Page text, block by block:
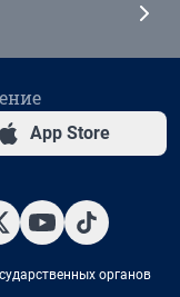
App Store
органов